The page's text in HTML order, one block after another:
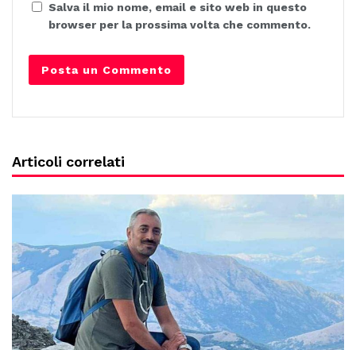
Salva il mio nome, email e sito web in questo
browser per la prossima volta che commento.
Articoli correlati